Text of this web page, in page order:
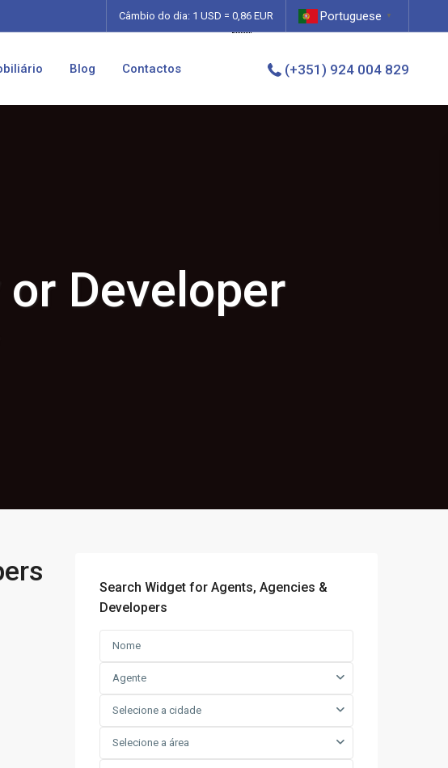
Câmbio do dia: 1 USD = 0,86 EUR Portuguese ▼
Blog Contactos (+351) 924 004 829
Developer
Search Widget for Agents, Agencies &
Developers
Agente
Selecione a cidade
Selecione a área